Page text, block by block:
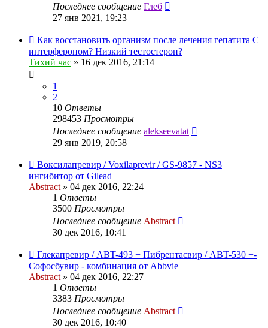
Последнее сообщение Глеб
27 янв 2021, 19:23
Как восстановить организм после лечения гепатита С
интерфероном? Низкий тестостерон?
Тихий час » 16 дек 2016, 21:14
1
2
10 Ответы
298453 Просмотры
Последнее сообщение alekseevatat
29 янв 2019, 20:58
Воксилапревир / Voxilaprevir / GS-9857 - NS3
ингибитор от Gilead
Abstract » 04 дек 2016, 22:24
1 Ответы
3500 Просмотры
Последнее сообщение Abstract
30 дек 2016, 10:41
Глекапревир / ABT-493 + Пибрентасвир / ABT-530 +-
Софосбувир - комбинация от Abbvie
Abstract » 04 дек 2016, 22:27
1 Ответы
3383 Просмотры
Последнее сообщение Abstract
30 дек 2016, 10:40